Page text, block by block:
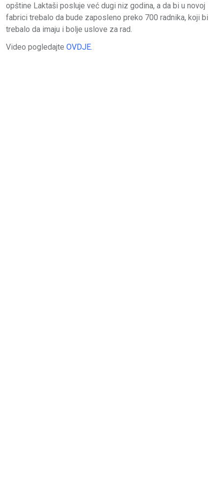
opštine Laktaši posluje već dugi niz godina, a da bi u novoj
fabrici trebalo da bude zaposleno preko 700 radnika, koji bi
trebalo da imaju i bolje uslove za rad.
Video pogledajte OVDJE.